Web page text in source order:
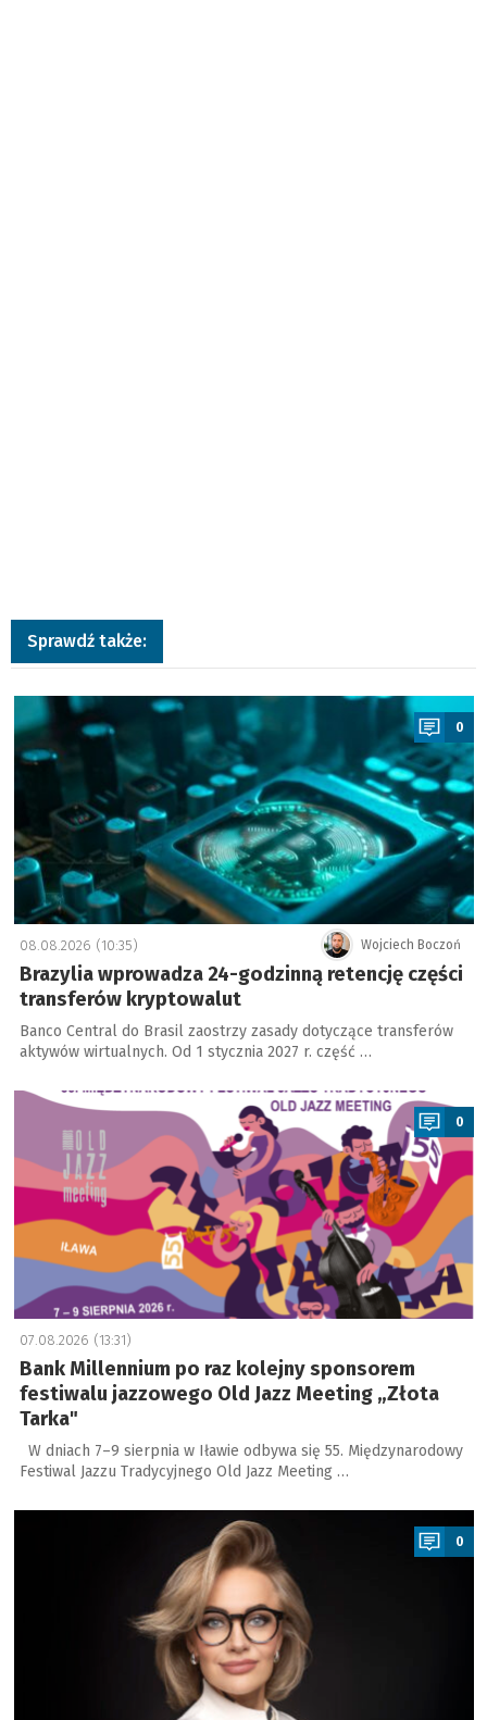
Sprawdź także:
a
0
Wojciech Boczoń
08.08.2026 (10:35)
Brazylia wprowadza 24-godzinną retencję części
transferów kryptowalut
Banco Central do Brasil zaostrzy zasady dotyczące transferów
aktywów wirtualnych. Od 1 stycznia 2027 r. część …
a
0
07.08.2026 (13:31)
Bank Millennium po raz kolejny sponsorem
festiwalu jazzowego Old Jazz Meeting „Złota
Tarka"
W dniach 7–9 sierpnia w Iławie odbywa się 55. Międzynarodowy
Festiwal Jazzu Tradycyjnego Old Jazz Meeting …
a
0